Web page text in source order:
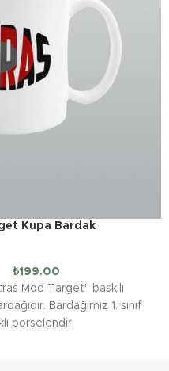
Kupa Bardak
₺199.00
Mod Target'' baskılı
Bardağımız 1. sınıf
porselendir.